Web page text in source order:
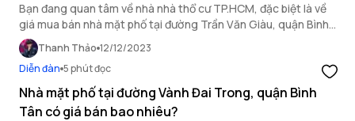
Bạn đang quan tâm về nhà nhà thổ cư TP.HCM, đặc biệt là về
giá mua bán nhà mặt phố tại đường Trần Văn Giàu, quận Bình
Tân. Hãy cùng OneHousing tìm hiểu trong bài viết sau đây.
Thanh Thảo 12/12/2023
Diễn đàn 5 phút đọc
Nhà mặt phố tại đường Vành Đai Trong, quận Bình
Tân có giá bán bao nhiêu?